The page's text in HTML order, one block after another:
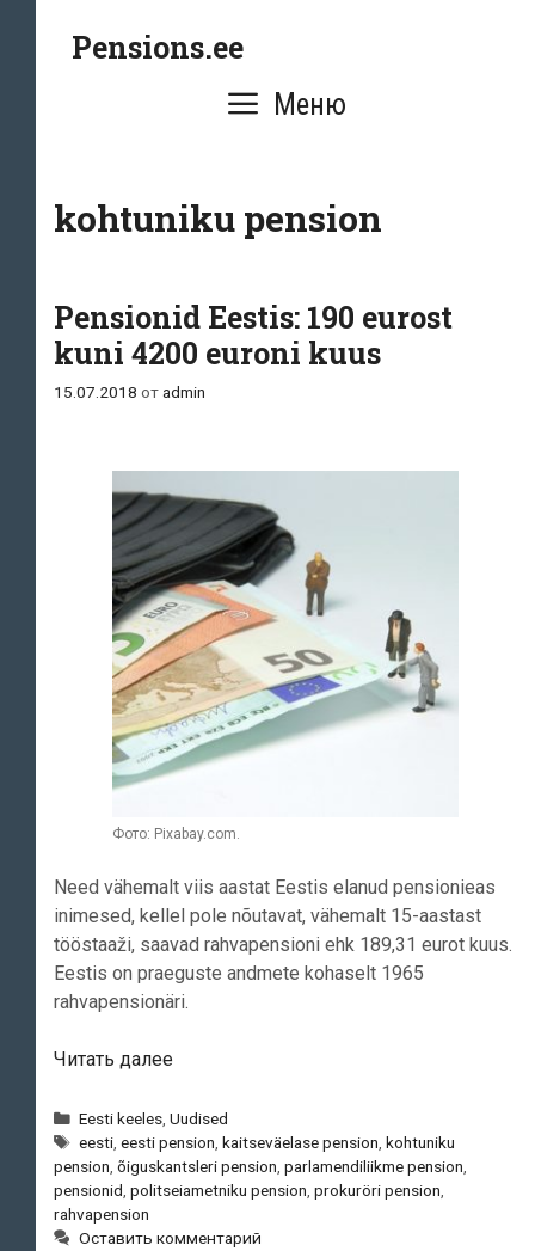
Pensions.ee
Меню
kohtuniku pension
Pensionid Eestis: 190 eurost
kuni 4200 euroni kuus
15.07.2018 отadmin
Фото: Pixabay.com.
Need vähemalt viis aastat Eestis elanud pensionieas
inimesed, kellel pole nõutavat, vähemalt 15-aastast
tööstaaži, saavad rahvapensioni ehk 189,31 eurot kuus.
Eestis on praeguste andmete kohaselt 1965
rahvapensionäri.
Читать далееPensionid
190
eurost
kuni
4200
Рубрики
Eesti keeles ,Uudised
Метки
eesti ,eesti pension ,kaitseväelase pension ,kohtuniku
pension õiguskantsleri pension parlamendiliikme pension
pensionid politseiametniku pension prokuröri pension
rahvapension
Оставить комментарий